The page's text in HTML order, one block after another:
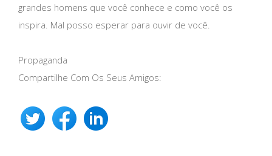
grandes homens que você conhece e como você os
inspira. Mal posso esperar para ouvir de você.
Propaganda
Compartilhe Com Os Seus Amigos: